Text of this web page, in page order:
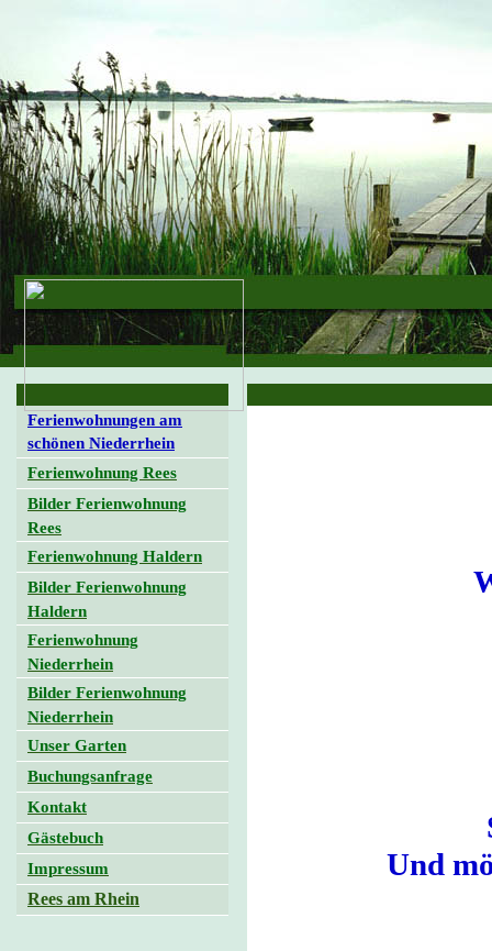
Ferienwohnungen am
schönen Niederrhein
Ferienwohnung Rees
Bilder Ferienwohnung
Rees
Ferienwohnung Haldern
Bilder Ferienwohnung
Haldern
Ferienwohnung
Niederrhein
Bilder Ferienwohnung
Niederrhein
Unser Garten
Buchungsanfrage
Kontakt
Gästebuch
Impressum
Rees am Rhein
Und